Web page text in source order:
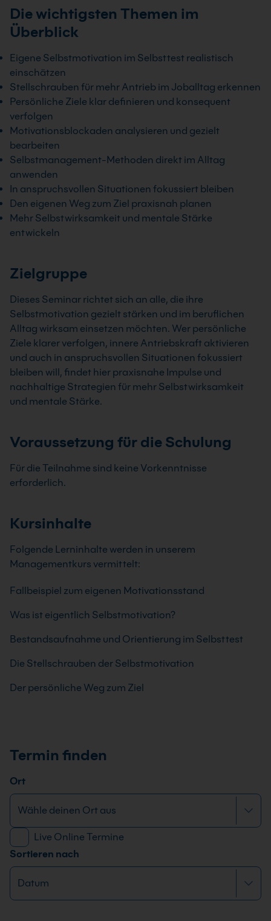
Die wichtigsten Themen im
Überblick
Eigene Selbstmotivation im Selbsttest realistisch
einschätzen
Stellschrauben für mehr Antrieb im Joballtag erkennen
Persönliche Ziele klar definieren und konsequent
verfolgen
Motivationsblockaden analysieren und gezielt
bearbeiten
Selbstmanagement-Methoden direkt im Alltag
anwenden
In anspruchsvollen Situationen fokussiert bleiben
Den eigenen Weg zum Ziel praxisnah planen
Mehr Selbstwirksamkeit und mentale Stärke
entwickeln
Zielgruppe
Dieses Seminar richtet sich an alle, die ihre
Selbstmotivation gezielt stärken und im beruflichen
Alltag wirksam einsetzen möchten. Wer persönliche
Ziele klarer verfolgen, innere Antriebskraft aktivieren
und auch in anspruchsvollen Situationen fokussiert
bleiben will, findet hier praxisnahe Impulse und
nachhaltige Strategien für mehr Selbstwirksamkeit
und mentale Stärke.
Voraussetzung für die Schulung
Für die Teilnahme sind keine Vorkenntnisse
erforderlich.
Kursinhalte
Folgende Lerninhalte werden in unserem
Managementkurs vermittelt:
Fallbeispiel zum eigenen Motivationsstand
Was ist eigentlich Selbstmotivation?
Bestandsaufnahme und Orientierung im Selbsttest
Die Stellschrauben der Selbstmotivation
Der persönliche Weg zum Ziel
Termin finden
Ort
Live Online Termine
Sortieren nach